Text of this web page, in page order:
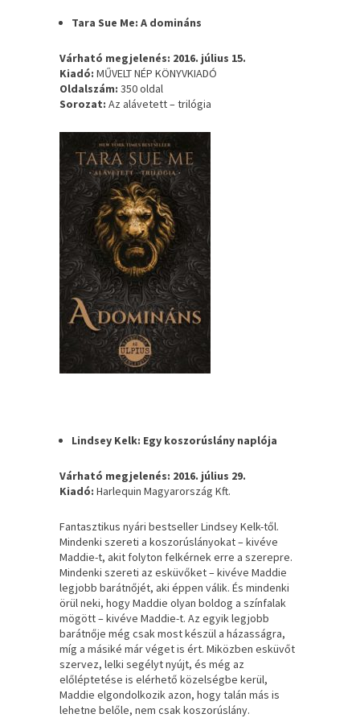
Tara Sue Me: A domináns
Várható megjelenés: 2016. július 15.
Kiadó: MŰVELT NÉP KÖNYVKIADÓ
Oldalszám: 350 oldal
Sorozat: Az alávetett – trilógia
Lindsey Kelk: Egy koszorúslány naplója
Várható megjelenés: 2016. július 29.
Kiadó: Harlequin Magyarország Kft.
Fantasztikus nyári bestseller Lindsey Kelk-től.
Mindenki szereti a koszorúslányokat – kivéve
Maddie-t, akit folyton felkérnek erre a szerepre.
Mindenki szereti az esküvőket – kivéve Maddie
legjobb barátnőjét, aki éppen válik. És mindenki
örül neki, hogy Maddie olyan boldog a színfalak
mögött – kivéve Maddie-t. Az egyik legjobb
barátnője még csak most készül a házasságra,
míg a másiké már véget is ért. Miközben esküvőt
szervez, lelki segélyt nyújt, és még az
előléptetése is elérhető közelségbe kerül,
Maddie elgondolkozik azon, hogy talán más is
lehetne belőle, nem csak koszorúslány.